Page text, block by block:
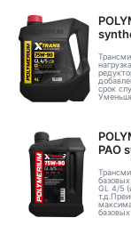
срок
PAO
GL 4/5